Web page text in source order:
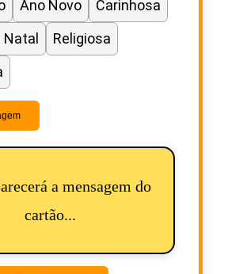
Ano Novo
Carinhosa
Natal
Religiosa
a mensagem do
cartão...